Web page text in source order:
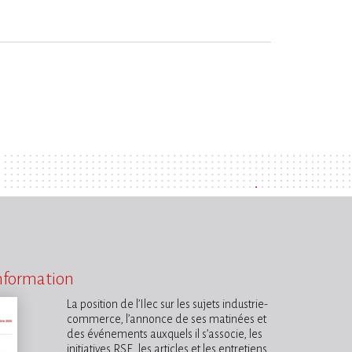
La position de l’Ilec sur les sujets industrie-
commerce, l’annonce de ses matinées et
des événements auxquels il s’associe, les
initiatives RSE, les articles et les entretiens